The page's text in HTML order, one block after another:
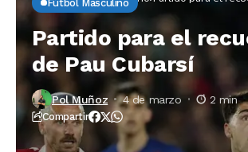
Fútbol Masculino
Partido para el
de Pau Cubarsí
Pol Muñoz 4 de marzo 2 min
Compartir